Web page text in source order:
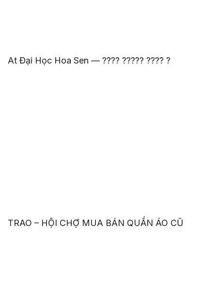
At Đại Học Hoa Sen — ???? ????? ???? ?
TRAO – HỘI CHỢ MUA BÁN QUẦN ÁO CŨ